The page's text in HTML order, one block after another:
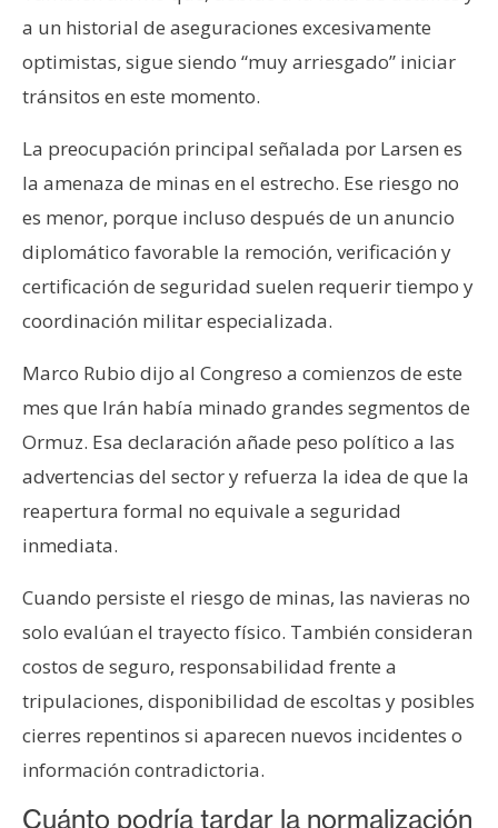
a un historial de aseguraciones excesivamente
optimistas, sigue siendo “muy arriesgado” iniciar
tránsitos en este momento.
La preocupación principal señalada por Larsen es
la amenaza de minas en el estrecho. Ese riesgo no
es menor, porque incluso después de un anuncio
diplomático favorable la remoción, verificación y
certificación de seguridad suelen requerir tiempo y
coordinación militar especializada.
Marco Rubio dijo al Congreso a comienzos de este
mes que Irán había minado grandes segmentos de
Ormuz. Esa declaración añade peso político a las
advertencias del sector y refuerza la idea de que la
reapertura formal no equivale a seguridad
inmediata.
Cuando persiste el riesgo de minas, las navieras no
solo evalúan el trayecto físico. También consideran
costos de seguro, responsabilidad frente a
tripulaciones, disponibilidad de escoltas y posibles
cierres repentinos si aparecen nuevos incidentes o
información contradictoria.
Cuánto podría tardar la normalización